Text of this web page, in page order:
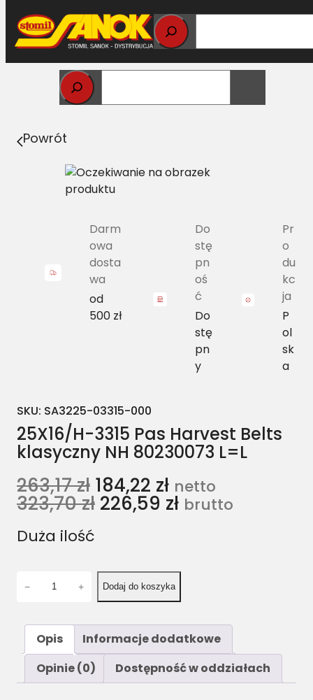
Przejdź
do
treści
Strona główna>
klasyczny NH 80230073 L=L
Powrót
Darm
owa
dosta
wa
od
500 zł
Do
stę
pn
oś
ć
Do
stę
pn
y
Pr
o
du
kc
ja
P
ol
sk
a
SKU: SA3225-03315-000
25X16/H-3315 Pas Harvest Belts
klasyczny NH 80230073 L=L
263,17zł 184,22 zł netto
323,70zł 226,59 zł brutto
Duża ilość
5
− + Dodaj do koszyka
Opis
Informacje dodatkowe
Opinie (0)
Dostępność w oddziałach